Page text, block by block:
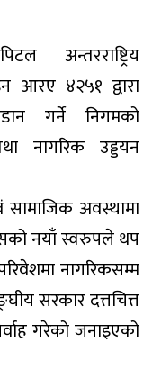
अन्तरराष्ट्रिय
आरए ४२५१ द्वारा
गर्ने निगमको
नागरिक उड्डयन
सामाजिक अवस्थामा
नयाँ स्वरुपले थप
नागरिकसम्म
सरकार दत्तचित्त
गरेको जनाइएको